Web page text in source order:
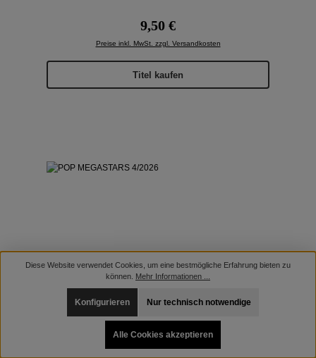
Regulärer Preis:
9,50 €
Preise inkl. MwSt. zzgl. Versandkosten
Titel kaufen
Diese Website verwendet Cookies, um eine bestmögliche Erfahrung bieten zu
können. Mehr Informationen ...
Nur technisch notwendige
Konfigurieren
Alle Cookies akzeptieren